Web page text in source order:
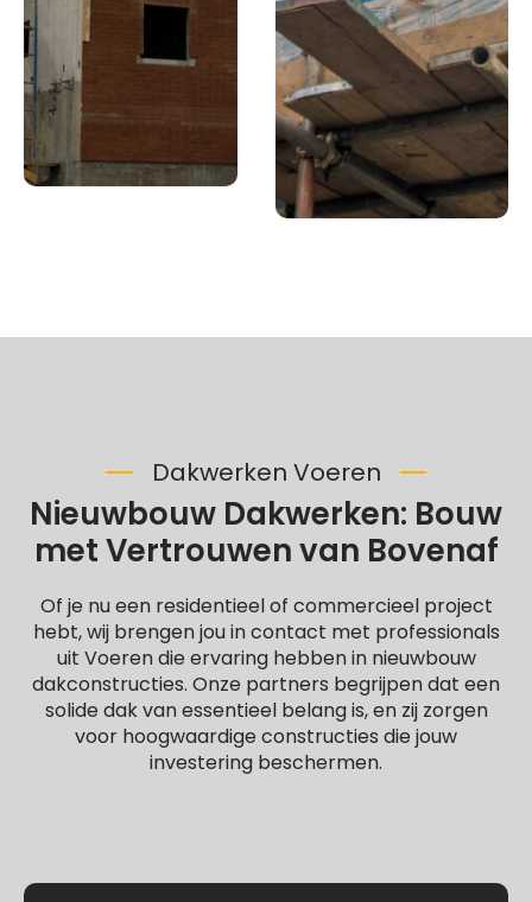
Dakwerken Voeren
Nieuwbouw Dakwerken: Bouw
met Vertrouwen van Bovenaf
Of je nu een residentieel of commercieel project
hebt, wij brengen jou in contact met professionals
uit Voeren die ervaring hebben in nieuwbouw
dakconstructies. Onze partners begrijpen dat een
solide dak van essentieel belang is, en zij zorgen
voor hoogwaardige constructies die jouw
investering beschermen.